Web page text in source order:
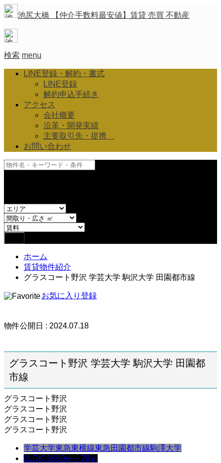
池尻大橋 【仲介手数料最安値】賃貸 売買 不動産
検索 menu
LINE登録・解約・書式
LINE登録
解約申込手続き
アクセス
会社概要
沿革・開発実績
主要取引先・提携
お問い合わせ
ホーム
賃貸物件紹介
グラスコート野沢 学芸大学 駒沢大学 田園都市線
お気に入り登録
物件公開日 : 2024.07.18
グラスコート野沢 学芸大学 駒沢大学 田園都
市線
グラスコート野沢
グラスコート野沢
グラスコート野沢
グラスコート野沢
学芸大学東急東横線東急田園都市線駒澤大学
2LDK-3K60㎡～70㎡